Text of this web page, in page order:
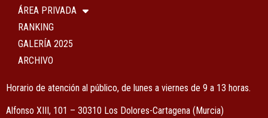
ÁREA PRIVADA
RANKING
GALERÍA 2025
ARCHIVO
Horario de atención al público, de lunes a viernes de 9 a 13 horas.
Alfonso XIII, 101 – 30310 Los Dolores-Cartagena (Murcia)